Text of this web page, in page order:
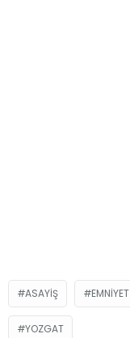
ASAYIŞ EMNIYET
YOZGAT